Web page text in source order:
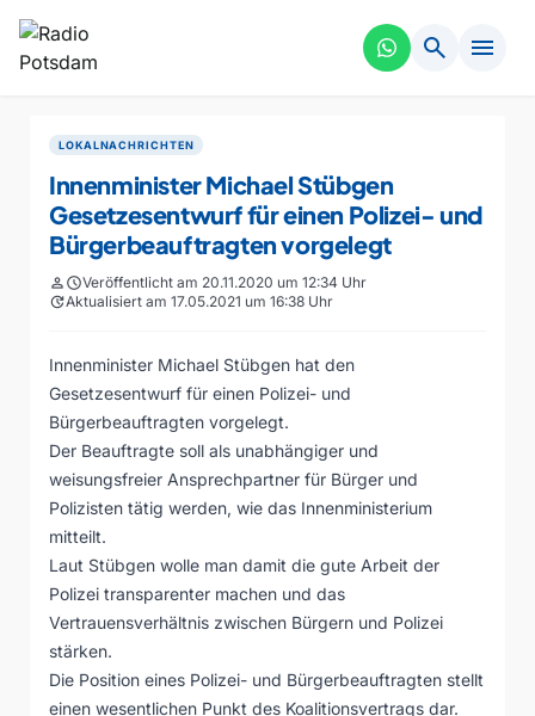
search menu
LOKALNACHRICHTEN
Innenminister Michael Stübgen
Gesetzesentwurf für einen Polizei- und
Bürgerbeauftragten vorgelegt
personscheduleVeröffentlicht am 20.11.2020 um 12:34 Uhr
updateAktualisiert am 17.05.2021 um 16:38 Uhr
Innenminister Michael Stübgen hat den
Gesetzesentwurf für einen Polizei- und
Bürgerbeauftragten vorgelegt.
Der Beauftragte soll als unabhängiger und
weisungsfreier Ansprechpartner für Bürger und
Polizisten tätig werden, wie das Innenministerium
mitteilt.
Laut Stübgen wolle man damit die gute Arbeit der
Polizei transparenter machen und das
Vertrauensverhältnis zwischen Bürgern und Polizei
stärken.
Die Position eines Polizei- und Bürgerbeauftragten stellt
einen wesentlichen Punkt des Koalitionsvertrags dar.